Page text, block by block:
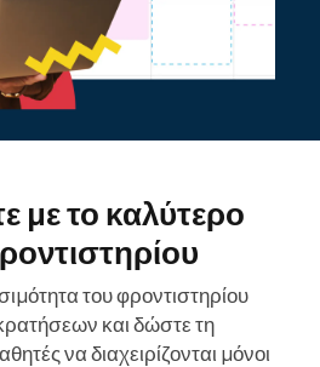
με το καλύτερο
του φροντιστηρίου
και δώστε τη
να διαχειρίζονται μόνοι